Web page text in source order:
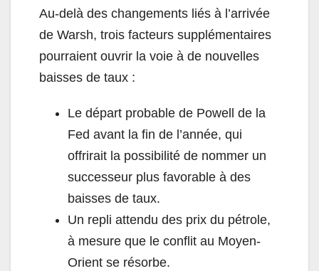
Au-delà des changements liés à l’arrivée
de Warsh, trois facteurs supplémentaires
pourraient ouvrir la voie à de nouvelles
baisses de taux :
Le départ probable de Powell de la
Fed avant la fin de l’année, qui
offrirait la possibilité de nommer un
successeur plus favorable à des
baisses de taux.
Un repli attendu des prix du pétrole,
à mesure que le conflit au Moyen-
Orient se résorbe.